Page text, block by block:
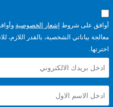
شروطإشعار الخصوصيةوأوافق على
الشخصية، بالقدر اللازم، للاشتراك